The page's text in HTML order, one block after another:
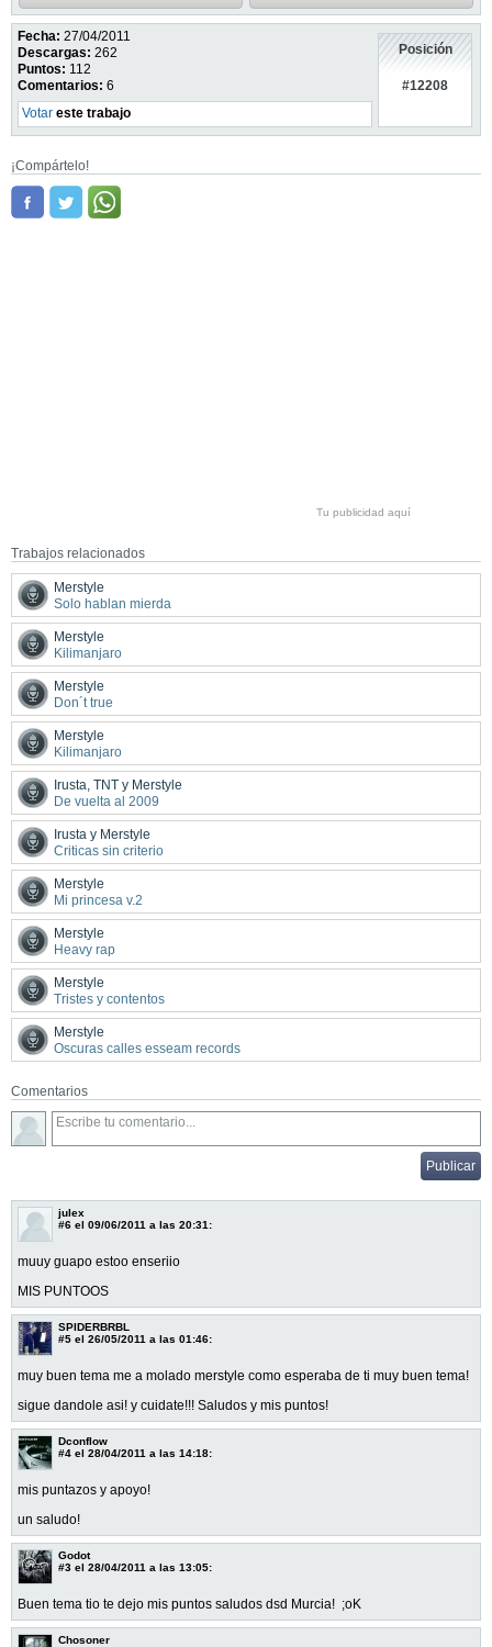
Fecha: 27/04/2011
Descargas: 262
Puntos: 112
Comentarios: 6
Votar este trabajo
Posición
#12208
¡Compártelo!
Tu publicidad aquí
Trabajos relacionados
Merstyle
Solo hablan mierda
Merstyle
Kilimanjaro
Merstyle
Don´t true
Merstyle
Kilimanjaro
Irusta, TNT y Merstyle
De vuelta al 2009
Irusta y Merstyle
Criticas sin criterio
Merstyle
Mi princesa v.2
Merstyle
Heavy rap
Merstyle
Tristes y contentos
Merstyle
Oscuras calles esseam records
Comentarios
julex
#6 el 09/06/2011 a las 20:31:
muuy guapo estoo enseriio
MIS PUNTOOS
SPIDERBRBL
#5 el 26/05/2011 a las 01:46:
muy buen tema me a molado merstyle como esperaba de ti muy buen tema!
sigue dandole asi! y cuidate!!! Saludos y mis puntos!
Dconflow
#4 el 28/04/2011 a las 14:18:
mis puntazos y apoyo!
un saludo!
Godot
#3 el 28/04/2011 a las 13:05:
Buen tema tio te dejo mis puntos saludos dsd Murcia! ;oK
Chosoner